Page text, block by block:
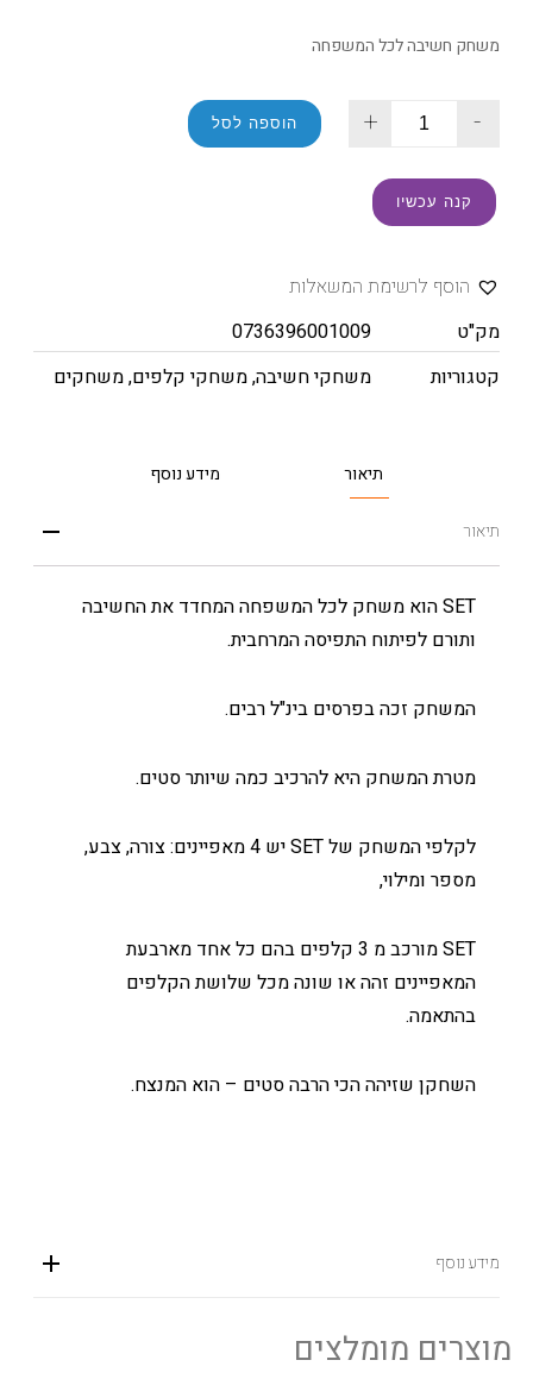
משחק חשיבה לכל המשפחה
-
+ הוספה לסל
קנה עכשיו
הוסף לרשימת המשאלות
מק"ט
0736396001009
קטגוריות
משחקי חשיבה,משחקי קלפים,משחקים
תיאור מידע נוסף
תיאור
SET הוא משחק לכל המשפחה המחדד את החשיבה
ותורם לפיתוח התפיסה המרחבית.
המשחק זכה בפרסים בינ"ל רבים.
מטרת המשחק היא להרכיב כמה שיותר סטים.
לקלפי המשחק של SET יש 4 מאפיינים: צורה, צבע,
מספר ומילוי,
SET מורכב מ 3 קלפים בהם כל אחד מארבעת
המאפיינים זהה או שונה מכל שלושת הקלפים
בהתאמה.
השחקן שזיהה הכי הרבה סטים – הוא המנצח.
מידע נוסף
מוצרים מומלצים